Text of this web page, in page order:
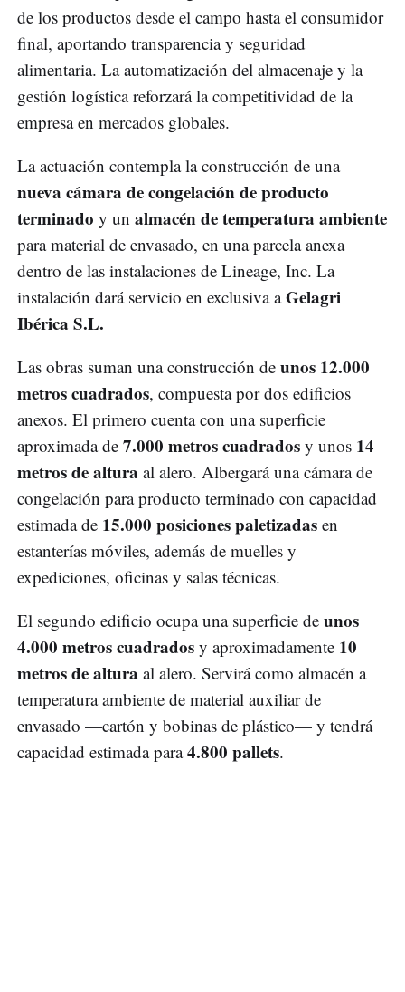
de los productos desde el campo hasta el consumidor
final, aportando transparencia y seguridad
alimentaria. La automatización del almacenaje y la
gestión logística reforzará la competitividad de la
empresa en mercados globales.
La actuación contempla la construcción de una
nueva cámara de congelación de producto
terminado y un almacén de temperatura ambiente
para material de envasado, en una parcela anexa
dentro de las instalaciones de Lineage, Inc. La
instalación dará servicio en exclusiva aGelagri
Ibérica S.L.
Las obras suman una construcción de unos 12.000
metros cuadrados, compuesta por dos edificios
anexos. El primero cuenta con una superficie
aproximada de 7.000 metros cuadrados y unos 14
metros de altura al alero. Albergará una cámara de
congelación para producto terminado con capacidad
estimada de 15.000 posiciones paletizadas en
estanterías móviles, además de muelles y
expediciones, oficinas y salas técnicas.
El segundo edificio ocupa una superficie de unos
4.000 metros cuadrados y aproximadamente 10
metros de altura al alero. Servirá como almacén a
temperatura ambiente de material auxiliar de
envasado —cartón y bobinas de plástico— y tendrá
capacidad estimada para4.800 pallets.